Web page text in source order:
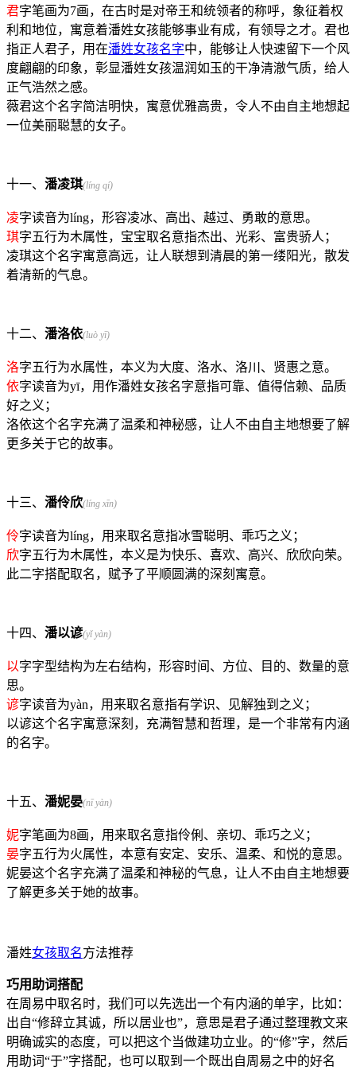
君字笔画为7画，在古时是对帝王和统领者的称呼，象征着权
利和地位，寓意着潘姓女孩能够事业有成，有领导之才。君也
指正人君子，用在潘姓女孩名字中，能够让人快速留下一个风
度翩翩的印象，彰显潘姓女孩温润如玉的干净清澈气质，给人
正气浩然之感。
薇君这个名字简洁明快，寓意优雅高贵，令人不由自主地想起
一位美丽聪慧的女子。
十一、 潘凌琪(líng qí)
凌字读音为líng，形容凌冰、高出、越过、勇敢的意思。
琪字五行为木属性，宝宝取名意指杰出、光彩、富贵骄人；
凌琪这个名字寓意高远，让人联想到清晨的第一缕阳光，散发
着清新的气息。
十二、 潘洛依(luò yī)
洛字五行为水属性，本义为大度、洛水、洛川、贤惠之意。
依字读音为yī，用作潘姓女孩名字意指可靠、值得信赖、品质
好之义；
洛依这个名字充满了温柔和神秘感，让人不由自主地想要了解
更多关于它的故事。
十三、 潘伶欣(líng xīn)
伶字读音为líng，用来取名意指冰雪聪明、乖巧之义；
欣字五行为木属性，本义是为快乐、喜欢、高兴、欣欣向荣。
此二字搭配取名，赋予了平顺圆满的深刻寓意。
十四、 潘以谚(yǐ yàn)
以字字型结构为左右结构，形容时间、方位、目的、数量的意
思。
谚字读音为yàn，用来取名意指有学识、见解独到之义；
以谚这个名字寓意深刻，充满智慧和哲理，是一个非常有内涵
的名字。
十五、 潘妮晏(nī yàn)
妮字笔画为8画，用来取名意指伶俐、亲切、乖巧之义；
晏字五行为火属性，本意有安定、安乐、温柔、和悦的意思。
妮晏这个名字充满了温柔和神秘的气息，让人不由自主地想要
了解更多关于她的故事。
潘姓女孩取名方法推荐
巧用助词搭配
在周易中取名时，我们可以先选出一个有内涵的单字，比如：
出自“修辞立其诚，所以居业也”，意思是君子通过整理教文来
明确诚实的态度，可以把这个当做建功立业。的“修”字，然后
用助词“于”字搭配，也可以取到一个既出自周易之中的好名